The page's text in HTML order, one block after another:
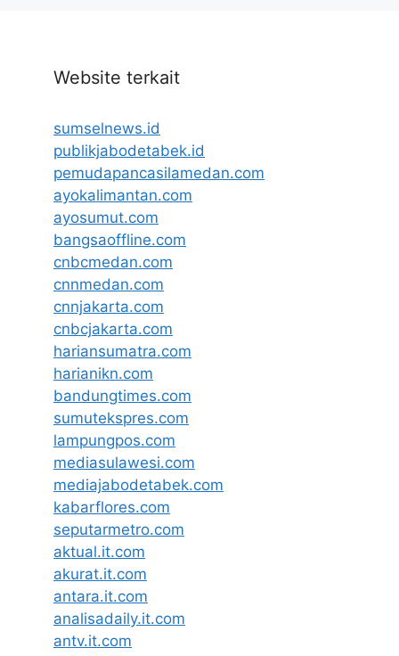
Website terkait
sumselnews.id
publikjabodetabek.id
pemudapancasilamedan.com
ayokalimantan.com
ayosumut.com
bangsaoffline.com
cnbcmedan.com
cnnmedan.com
cnnjakarta.com
cnbcjakarta.com
hariansumatra.com
harianikn.com
bandungtimes.com
sumutekspres.com
lampungpos.com
mediasulawesi.com
mediajabodetabek.com
kabarflores.com
seputarmetro.com
aktual.it.com
akurat.it.com
antara.it.com
analisadaily.it.com
antv.it.com